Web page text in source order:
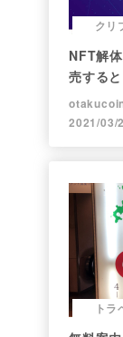
クリ
NFT解
売する
ト】
2021/03/
トラ